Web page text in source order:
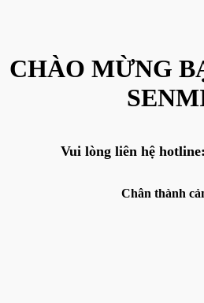
CHÀO MỪNG
Vui lòng liên hệ hotline:
Chân thành